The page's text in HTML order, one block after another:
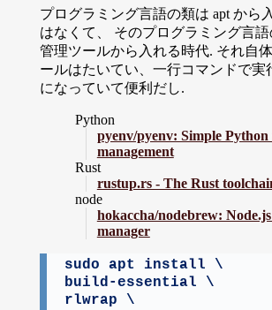
プログラミング言語の類は apt から
はなくて、 そのプログラミング言
管理ツールから入れる時代. それ自
ールはたいてい、一行コマンドで実
になっていて便利だし.
Python
pyenv/pyenv: Simple Python
management
Rust
rustup.rs - The Rust
node
hokaccha/nodebrew:
manager
sudo apt install \
build-essential \
rlwrap \